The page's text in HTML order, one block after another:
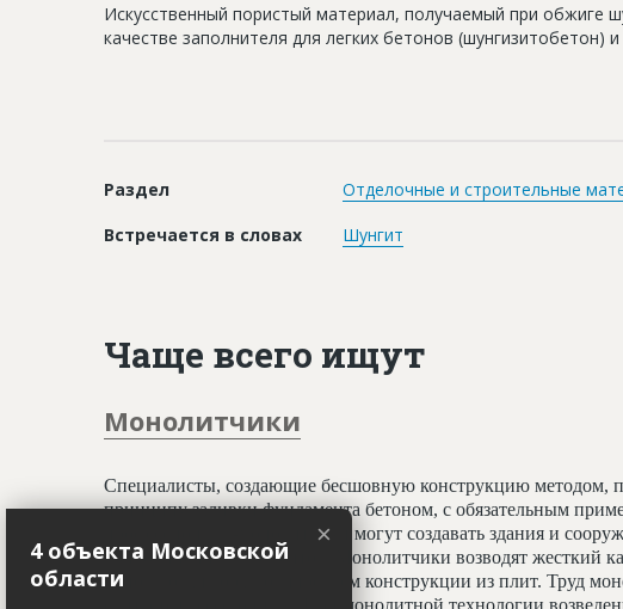
Искусственный пористый материал, получаемый при обжиге
качестве заполнителя для легких бетонов (шунгизитобетон)
Раздел
Отделочные и строительные
Встречается в словах
Шунгит
Чаще всего ищут
Монолитчики
Специалисты, создающие бесшовную конструкцию методом,
принципу заливки фундамента бетоном, с обязательным
профессионалы-монолитчики могут создавать здания и
криволинейных элементов. Монолитчики возводят жесткий
использован гораздо шире, чем конструкции из плит. Труд
считается всесезонным. При монолитной технологии
×
4 объекта Московской
области